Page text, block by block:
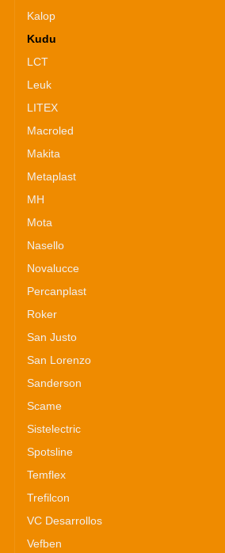
Kalop
Kudu
LCT
Leuk
LITEX
Macroled
Makita
Metaplast
MH
Mota
Nasello
Novalucce
Percanplast
Roker
San Justo
San Lorenzo
Sanderson
Scame
Sistelectric
Spotsline
Temflex
Trefilcon
VC Desarrollos
Vefben